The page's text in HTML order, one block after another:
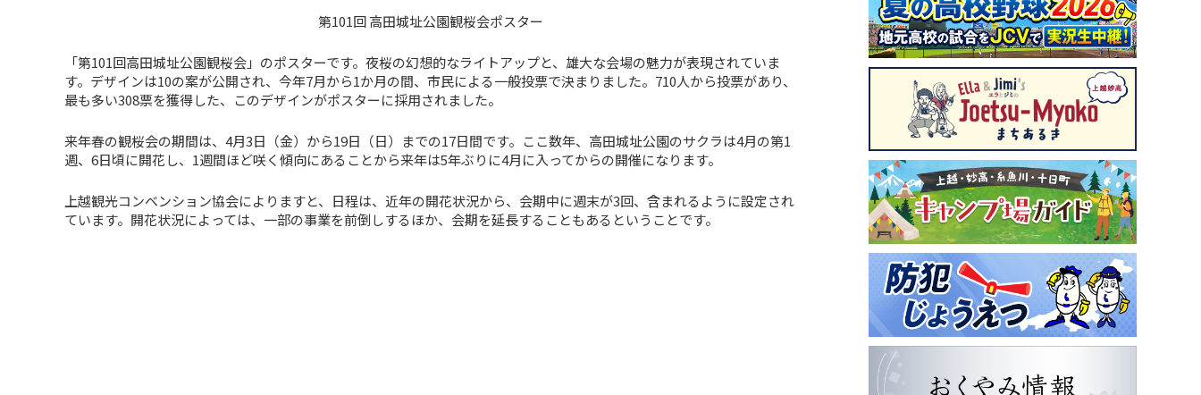
第101回 高田城址公園観桜会ポスター
「第101回高田城址公園観桜会」のポスターです。夜桜の幻想的なライトアップと、雄大な会場の魅力が表現されていま
す。デザインは10の案が公開され、今年7月から1か月の間、市民による一般投票で決まりました。710人から投票があり、
最も多い308票を獲得した、このデザインがポスターに採用されました。
来年春の観桜会の期間は、4月3日（金）から19日（日）までの17日間です。ここ数年、高田城址公園のサクラは4月の第1
週、6日頃に開花し、1週間ほど咲く傾向にあることから来年は5年ぶりに4月に入ってからの開催になります。
上越観光コンベンション協会によりますと、日程は、近年の開花状況から、会期中に週末が3回、含まれるように設定され
ています。開花状況によっては、一部の事業を前倒しするほか、会期を延長することもあるということです。